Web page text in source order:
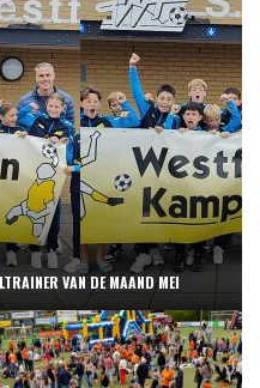
VAN DE MAAND MEI